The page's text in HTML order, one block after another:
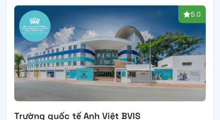
Trường quốc tế Anh Việt BVIS
5.0